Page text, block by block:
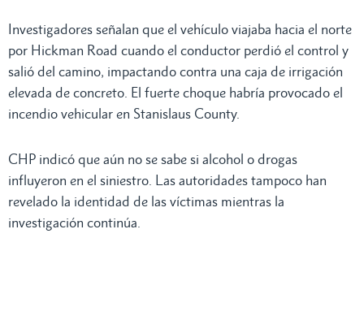
Investigadores señalan que el vehículo viajaba hacia el norte
por Hickman Road cuando el conductor perdió el control y
salió del camino, impactando contra una caja de irrigación
elevada de concreto. El fuerte choque habría provocado el
incendio vehicular en Stanislaus County.
CHP indicó que aún no se sabe si alcohol o drogas
influyeron en el siniestro. Las autoridades tampoco han
revelado la identidad de las víctimas mientras la
investigación continúa.